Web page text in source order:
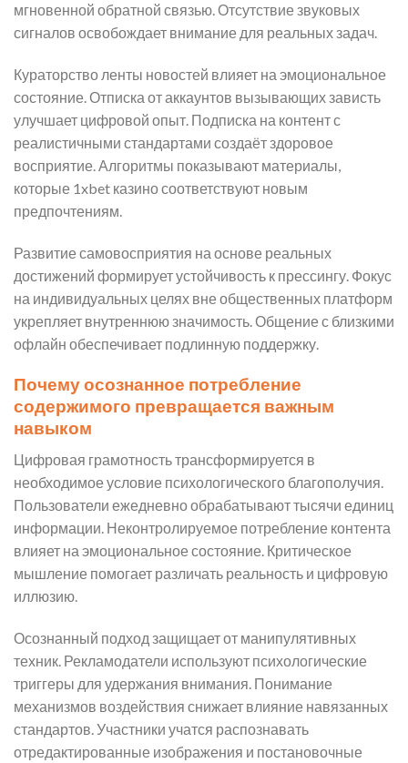
мгновенной обратной связью. Отсутствие звуковых
сигналов освобождает внимание для реальных задач.
Кураторство ленты новостей влияет на эмоциональное
состояние. Отписка от аккаунтов вызывающих зависть
улучшает цифровой опыт. Подписка на контент с
реалистичными стандартами создаёт здоровое
восприятие. Алгоритмы показывают материалы,
которые 1xbet казино соответствуют новым
предпочтениям.
Развитие самовосприятия на основе реальных
достижений формирует устойчивость к прессингу. Фокус
на индивидуальных целях вне общественных платформ
укрепляет внутреннюю значимость. Общение с близкими
офлайн обеспечивает подлинную поддержку.
Почему осознанное потребление
содержимого превращается важным
навыком
Цифровая грамотность трансформируется в
необходимое условие психологического благополучия.
Пользователи ежедневно обрабатывают тысячи единиц
информации. Неконтролируемое потребление контента
влияет на эмоциональное состояние. Критическое
мышление помогает различать реальность и цифровую
иллюзию.
Осознанный подход защищает от манипулятивных
техник. Рекламодатели используют психологические
триггеры для удержания внимания. Понимание
механизмов воздействия снижает влияние навязанных
стандартов. Участники учатся распознавать
отредактированные изображения и постановочные